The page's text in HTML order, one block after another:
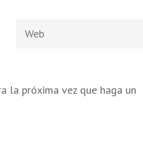
Web
la próxima vez que haga un